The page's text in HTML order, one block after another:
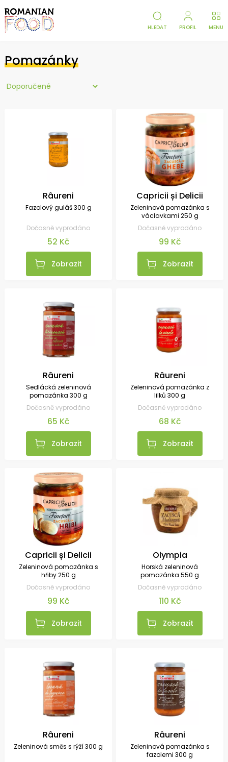
HLEDAT PROFIL MENU
Pomazánky
Râureni
Fazolový guláš 300 g
Dočasně vyprodáno
52 Kč
Zobrazit
Capricii și Delicii
Zeleninová pomazánka s
václavkami 250 g
Dočasně vyprodáno
99 Kč
Zobrazit
Râureni
Sedlácká zeleninová
pomazánka 300 g
Dočasně vyprodáno
65 Kč
Zobrazit
Râureni
Zeleninová pomazánka z
lilků 300 g
Dočasně vyprodáno
68 Kč
Zobrazit
Capricii și Delicii
Zeleninová pomazánka s
hřiby 250 g
Dočasně vyprodáno
99 Kč
Zobrazit
Olympia
Horská zeleninová
pomazánka 550 g
Dočasně vyprodáno
110 Kč
Zobrazit
Râureni
Zeleninová směs s rýží 300 g
Râureni
Zeleninová pomazánka s
fazolemi 300 g